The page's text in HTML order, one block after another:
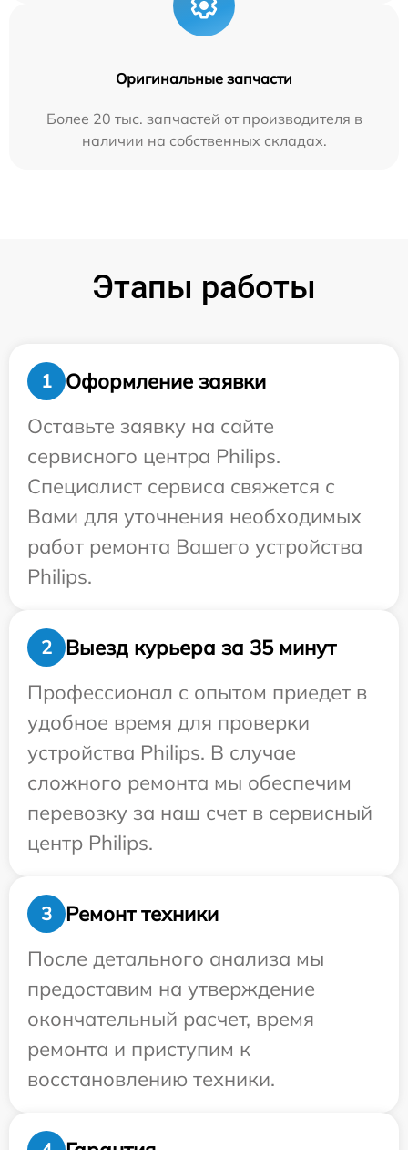
Оригинальные запчасти
Более 20 тыс. запчастей от производителя в
наличии на собственных складах.
Этапы работы
1
Оформление заявки
Оставьте заявку на сайте
сервисного центра Philips.
Специалист сервиса свяжется с
Вами для уточнения необходимых
работ ремонта Вашего устройства
Philips.
2
Выезд курьера за 35 минут
Профессионал с опытом приедет в
удобное время для проверки
устройства Philips. В случае
сложного ремонта мы обеспечим
перевозку за наш счет в сервисный
центр Philips.
3
Ремонт техники
После детального анализа мы
предоставим на утверждение
окончательный расчет, время
ремонта и приступим к
восстановлению техники.